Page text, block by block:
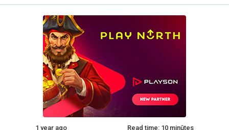
1 year ago Read time: 10 minūtes